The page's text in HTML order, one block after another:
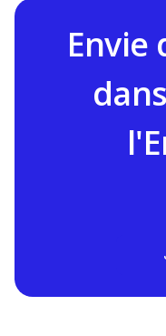
Envie